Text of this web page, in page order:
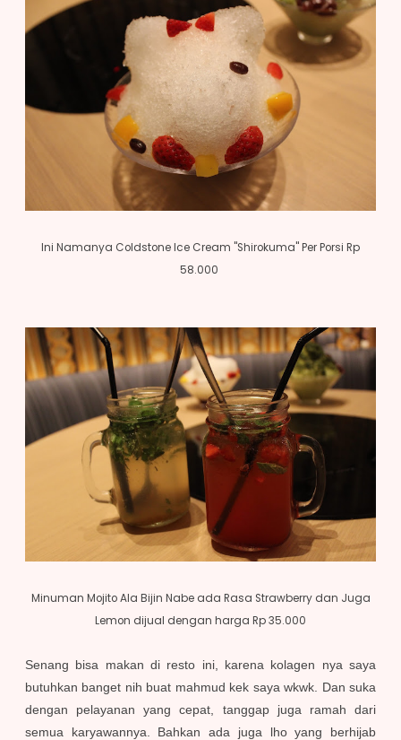
Ini Namanya Coldstone Ice Cream "Shirokuma" Per Porsi Rp
58.000
Minuman Mojito Ala Bijin Nabe ada Rasa Strawberry dan Juga
Lemon dijual dengan harga Rp 35.000
Senang bisa makan di resto ini, karena kolagen nya saya
butuhkan banget nih buat mahmud kek saya wkwk. Dan suka
dengan pelayanan yang cepat, tanggap juga ramah dari
semua karyawannya. Bahkan ada juga lho yang berhijab